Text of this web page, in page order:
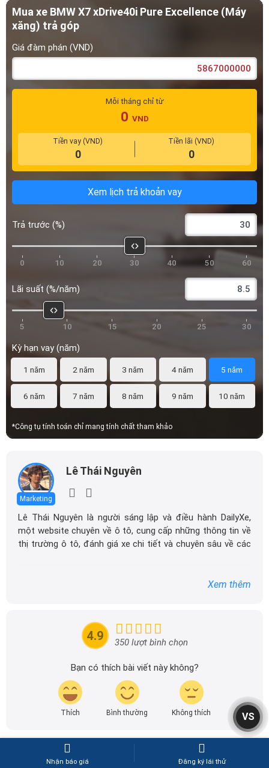
Mua xe BMW X7 xDrive40i Pure Excellence (Máy
xăng) trả góp
Giá đàm phán (VND)
Mỗi tháng chỉ từ
0 VND
Tiền vay (VND)
0
Tiền lãi (VND)
0
Xem lịch trả khoản vay
Trả trước (%)
0 10 20 30 40 50 60
Lãi suất (%/năm)
5 10 15 20 25 30
Kỳ hạn vay (năm)
1 năm 2 năm 3 năm 4 năm 5 năm
6 năm 7 năm 8 năm 9 năm 10 năm
*Công tụ tính toán chỉ mang tính chất tham khảo
Marketing
Lê Thái Nguyên
Lê Thái Nguyên là người sáng lập và điều hành DailyXe,
một website chuyên về ô tô, cung cấp những thông tin về
thị trường ô tô, đánh giá xe chi tiết và chuyên sâu về các
DailyXe trở thành một trong những địa chỉ tin cậy hàng
Xem thêm
4.9 350 lượt bình chọn
Bạn có thích bài viết này không?
Thích Bình thường Không thích VS
Nhận báo giá Đăng ký lái thử